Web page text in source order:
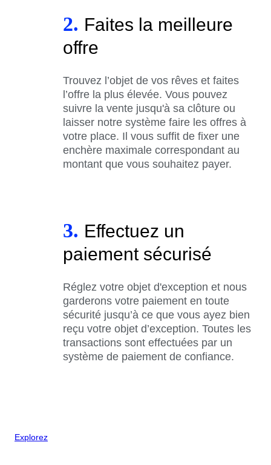
2. Faites la meilleure
offre
Trouvez l’objet de vos rêves et faites
l’offre la plus élevée. Vous pouvez
suivre la vente jusqu'à sa clôture ou
laisser notre système faire les offres à
votre place. Il vous suffit de fixer une
enchère maximale correspondant au
montant que vous souhaitez payer.
3. Effectuez un
paiement sécurisé
Réglez votre objet d'exception et nous
garderons votre paiement en toute
sécurité jusqu’à ce que vous ayez bien
reçu votre objet d’exception. Toutes les
transactions sont effectuées par un
système de paiement de confiance.
Explorez